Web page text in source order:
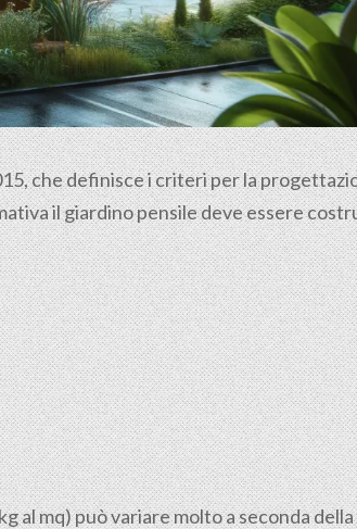
che definisce i criteri per la
il giardino pensile deve essere
al mq) può variare molto a seconda della